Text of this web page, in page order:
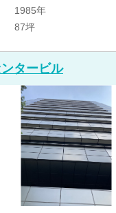
1985年
87坪
タービル